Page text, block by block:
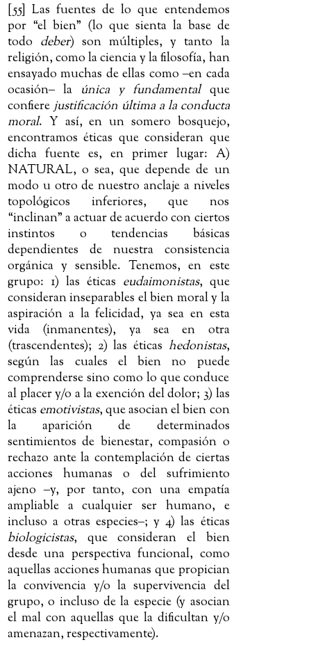
[55] Las fuentes de lo que entendemos
por “el bien” (lo que sienta la base de
todo deber) son múltiples, y tanto la
religión, como la ciencia y la filosofía, han
ensayado muchas de ellas como‒en cada
ocasión‒ la única y fundamentalque
confierejustificación última a la conducta
moral. Y así, en un somero bosquejo,
encontramos éticas que consideran que
dicha fuente es, en primer lugar: A)
NATURAL, o sea, que depende de un
modo u otro de nuestro anclaje a niveles
topológicos inferiores, que nos
“inclinan” a actuar de acuerdo con ciertos
instintos o tendencias básicas
dependientes de nuestra consistencia
orgánica y sensible. Tenemos, en este
grupo: 1) las éticas eudaimonistas, que
consideran inseparables el bien moral y la
aspiración a la felicidad, ya sea en esta
vida (inmanentes), ya sea en otra
(trascendentes); 2) las éticas hedonistas,
según las cuales el bien no puede
comprenderse sino como lo que conduce
al placer y/o a la exención del dolor; 3) las
éticas emotivistas, que asocian el bien con
la aparición de determinados
sentimientos de bienestar, compasión o
rechazo ante la contemplación de ciertas
acciones humanas o del sufrimiento
ajeno‒y, por tanto, con una empatía
ampliable a cualquier ser humano, e
incluso a otras especies‒; y 4) las éticas
biologicistas, que consideran el bien
desde una perspectiva funcional, como
aquellas acciones humanas que propician
la convivencia y/o la supervivencia del
grupo, o incluso de la especie (y asocian
el mal con aquellas que la dificultan y/o
amenazan, respectivamente).